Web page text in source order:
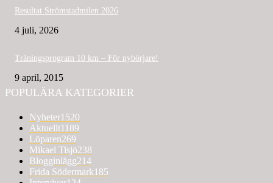
Resultat Strömstadmilen 2026
4 juli, 2026
Träningsprogram 10 km – För nybörjare!
9 april, 2015
POPULÄRA KATEGORIER
Nyheter1520
Aktuellt1189
Löparen269
Mikael Tisjö238
Blogginlägg214
Frida Södermark185